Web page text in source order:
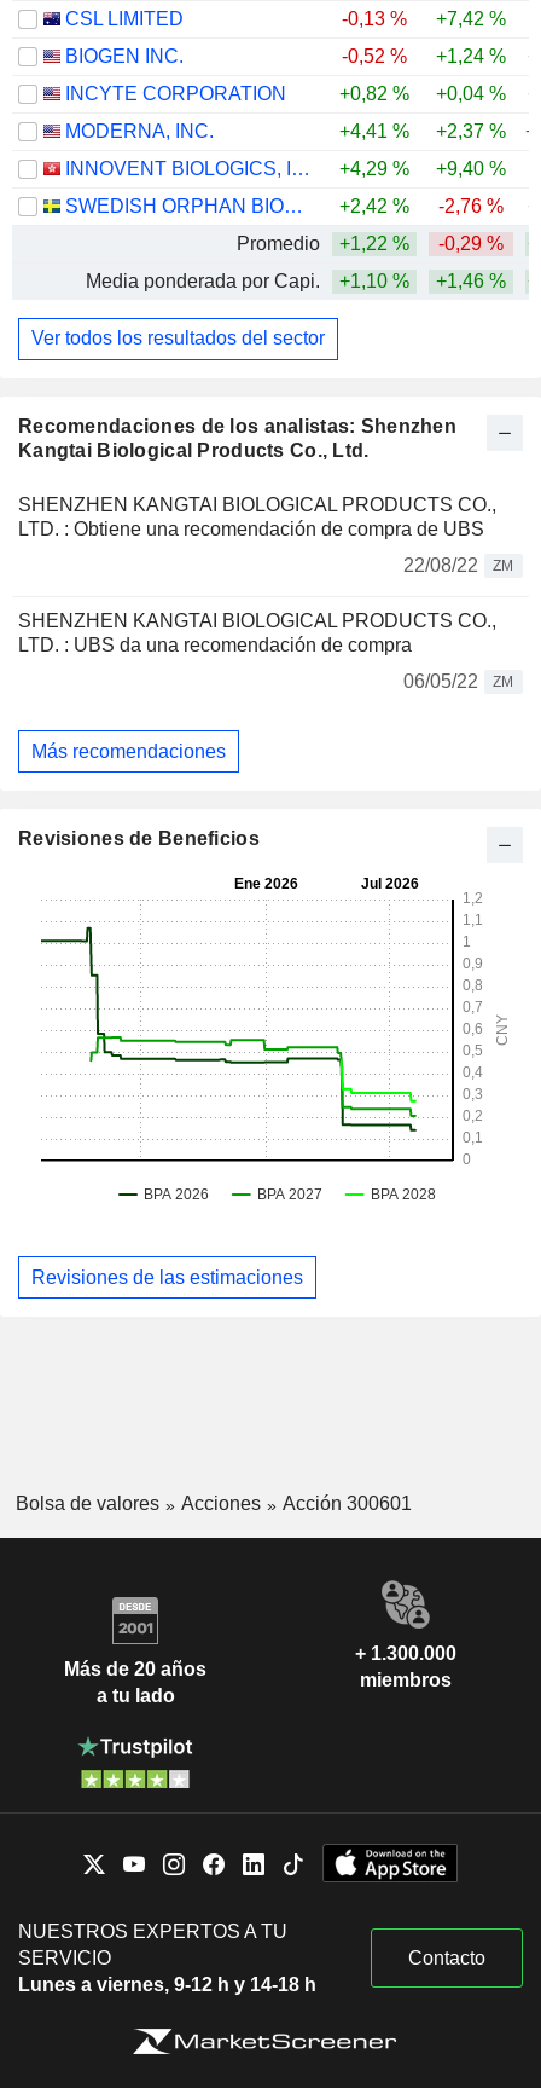
Recomendaciones de los analistas: Shenzhen
Kangtai Biological Products Co., Ltd.
SHENZHEN KANGTAI BIOLOGICAL PRODUCTS CO.,
LTD. : Obtiene una recomendación de compra de UBS
22/08/22
ZM
SHENZHEN KANGTAI BIOLOGICAL PRODUCTS CO.,
LTD. : UBS da una recomendación de compra
06/05/22
ZM
Más recomendaciones
CSL LIMITED
-0,13 % +7,42 %
BIOGEN INC.
-0,52 % +1,24 %
INCYTE CORPORATION
+0,82 % +0,04 %
MODERNA, INC.
+4,41 % +2,37 %
INNOVENT BIOLOGICS, INC.
+4,29 % +9,40 %
SWEDISH ORPHAN BIOVITRUM AB
+2,42 % -2,76 %
Promedio
+1,22 % -0,29 %
Media ponderada por Capi.
+1,10 % +1,46 %
Ver todos los resultados del sector
Revisiones de Beneficios
Revisiones de las estimaciones
Bolsa de valores Acciones Acción 300601
Más de 20 años
a tu lado
+ 1.300.000
miembros
NUESTROS EXPERTOS A TU
SERVICIO
Lunes a viernes, 9-12 h y 14-18 h
Contacto